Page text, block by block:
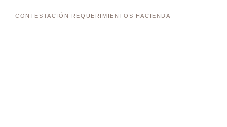
CONTESTACIÓN REQUERIMIENTOS HACIENDA